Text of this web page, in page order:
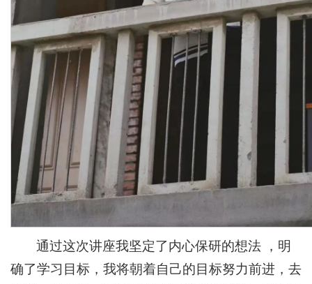
通过这次讲座我坚定了内心保研的想法 ，明
确了学习目标，我将朝着自己的目标努力前进，去